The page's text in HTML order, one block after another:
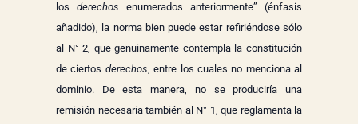
los derechos enumerados anteriormente” (énfasis
añadido), la norma bien puede estar refiriéndose sólo
al N° 2, que genuinamente contempla la constitución
de ciertos derechos, entre los cuales no menciona al
dominio. De esta manera, no se produciría una
remisión necesaria también al N° 1, que reglamenta la